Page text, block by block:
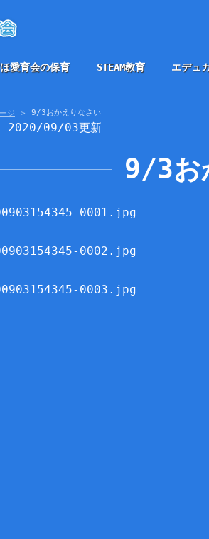
愛育会の保育 STEAM教育 エデュ
ジ 9/3おかえりなさい
2020/09/03更新
9/3お